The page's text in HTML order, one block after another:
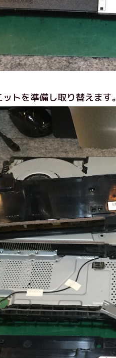
トを準備し取り替えます。